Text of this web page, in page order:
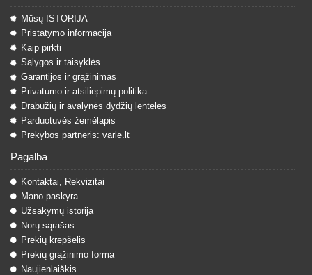
Mūsų ISTORIJA
Pristatymo informacija
Kaip pirkti
Sąlygos ir taisyklės
Garantijos ir grąžinimas
Privatumo ir atsiliepimų politika
Drabužių ir avalynės dydžių lentelės
Parduotuvės žemėlapis
Prekybos partneris: varle.lt
Pagalba
Kontaktai, Rekvizitai
Mano paskyra
Užsakymų istorija
Norų sąrašas
Prekių krepšelis
Prekių grąžinimo forma
Naujienlaiškis